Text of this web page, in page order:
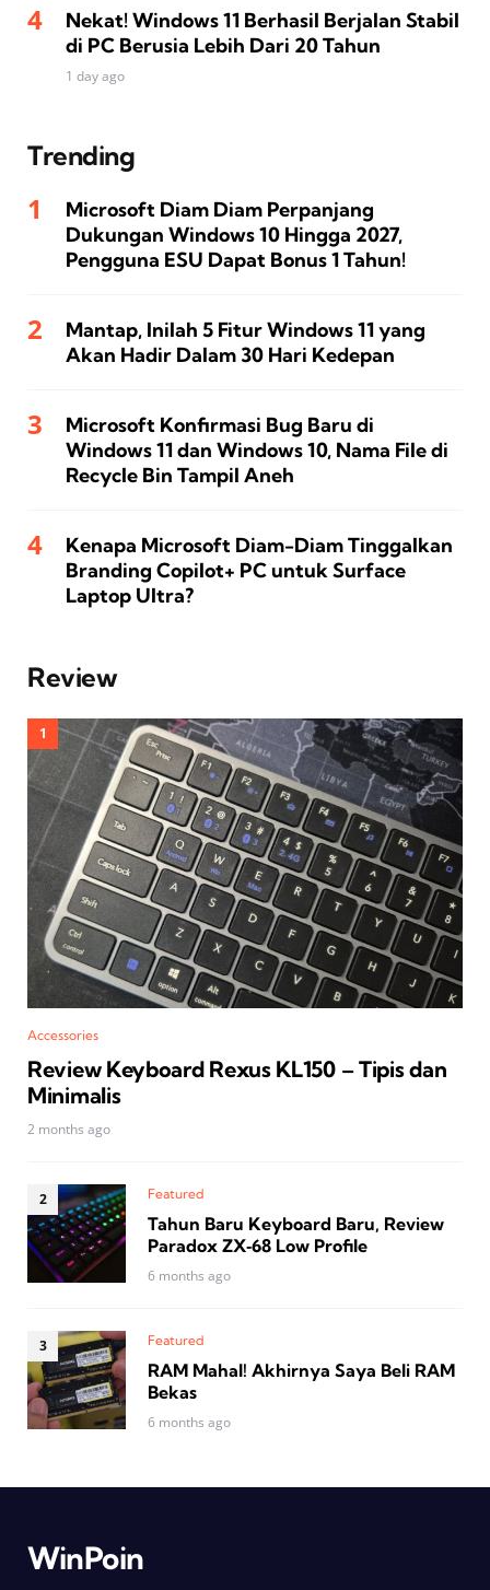
Nekat! Windows 11 Berhasil Berjalan Stabil
di PC Berusia Lebih Dari 20 Tahun
1 day ago
Trending
Microsoft Diam Diam Perpanjang
Dukungan Windows 10 Hingga 2027,
Pengguna ESU Dapat Bonus 1 Tahun!
Mantap, Inilah 5 Fitur Windows 11 yang
Akan Hadir Dalam 30 Hari Kedepan
Microsoft Konfirmasi Bug Baru di
Windows 11 dan Windows 10, Nama File di
Recycle Bin Tampil Aneh
Kenapa Microsoft Diam-Diam Tinggalkan
Branding Copilot+ PC untuk Surface
Laptop Ultra?
Review
Accessories
Review Keyboard Rexus KL150 – Tipis dan
Minimalis
2 months ago
Featured
Tahun Baru Keyboard Baru, Review
Paradox ZX‑68 Low Profile
6 months ago
Featured
RAM Mahal! Akhirnya Saya Beli RAM
Bekas
6 months ago
WinPoin